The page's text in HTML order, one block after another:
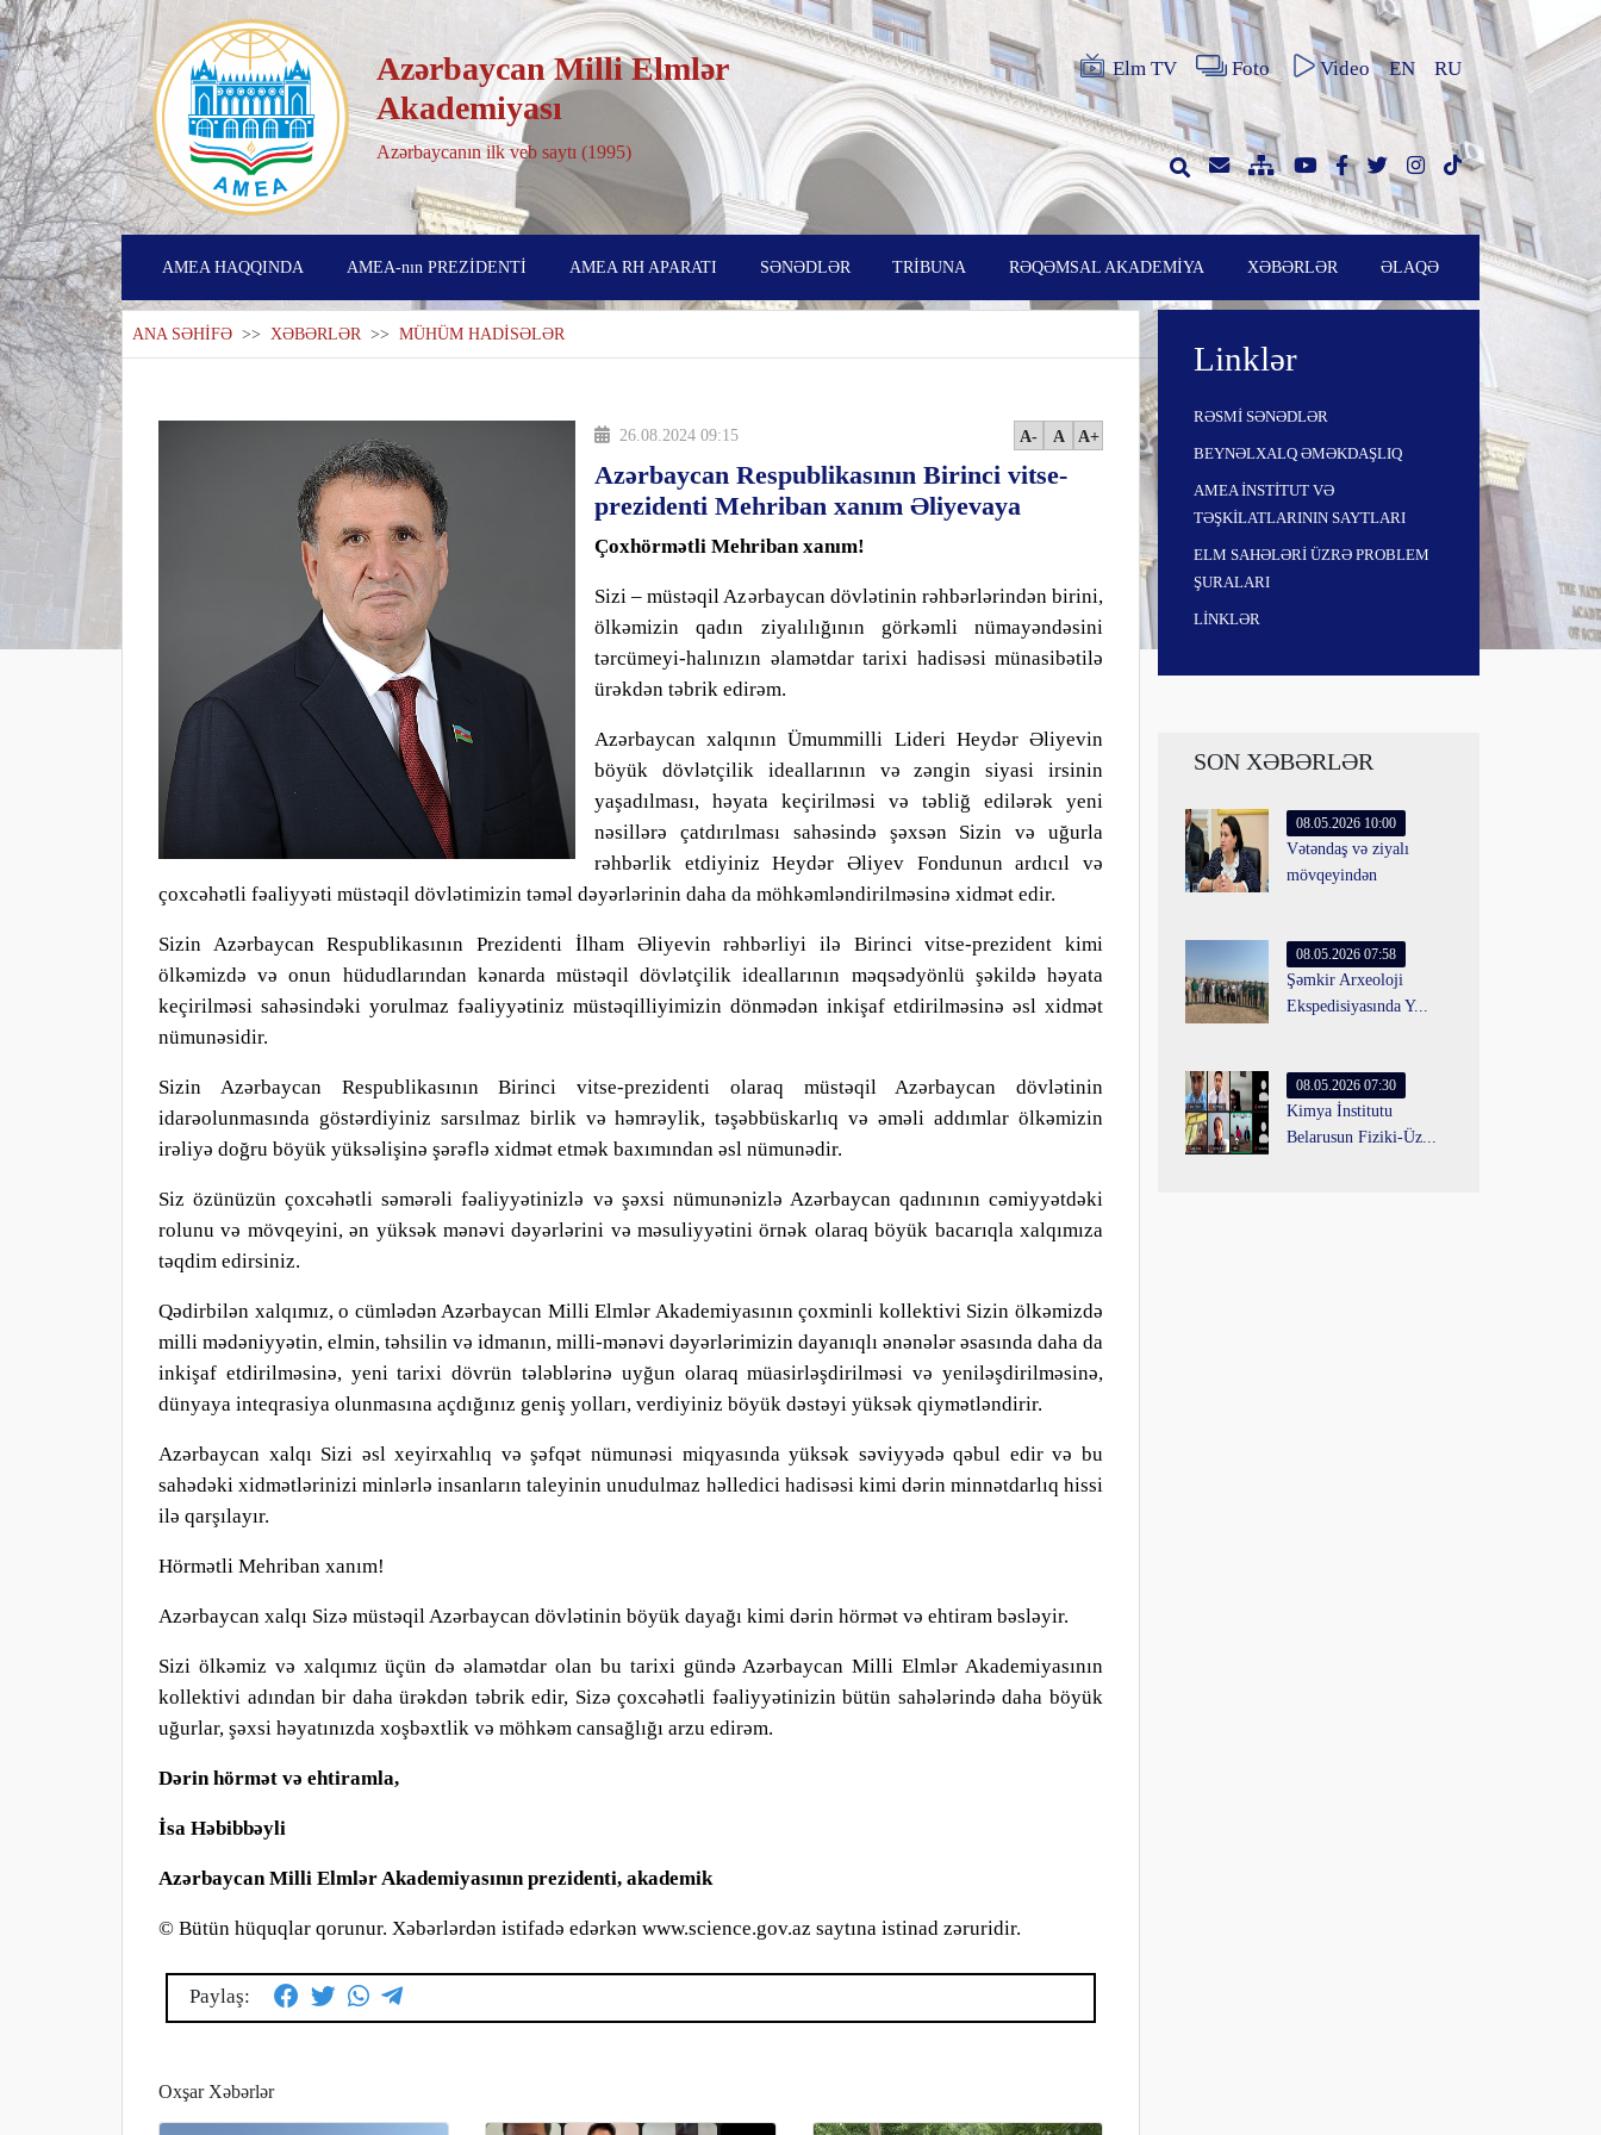
Azərbaycan Milli Elmlər
Akademiyası
Azərbaycanın ilk veb saytı (1995)
Elm TV Foto Video EN RU
AMEA HAQQINDA AMEA-nın PREZİDENTİ AMEA RH APARATI SƏNƏDLƏR TRİBUNA RƏQƏMSAL AKADEMİYA XƏBƏRLƏR ƏLAQƏ
ANA SƏHİFƏ >> XƏBƏRLƏR >> MÜHÜM HADİSƏLƏR
26.08.2024 09:15 A- A A+
Azərbaycan Respublikasının Birinci vitse-
prezidenti Mehriban xanım Əliyevaya
Çoxhörmətli Mehriban xanım!
Sizi – müstəqil Azərbaycan dövlətinin rəhbərlərindən birini,
ölkəmizin qadın ziyalılığının görkəmli nümayəndəsini
tərcümeyi-halınızın əlamətdar tarixi hadisəsi münasibətilə
ürəkdən təbrik edirəm.
Azərbaycan xalqının Ümummilli Lideri Heydər Əliyevin
böyük dövlətçilik ideallarının və zəngin siyasi irsinin
yaşadılması, həyata keçirilməsi və təbliğ edilərək yeni
nəsillərə çatdırılması sahəsində şəxsən Sizin və uğurla
rəhbərlik etdiyiniz Heydər Əliyev Fondunun ardıcıl və
çoxcəhətli fəaliyyəti müstəqil dövlətimizin təməl dəyərlərinin daha da möhkəmləndirilməsinə xidmət edir.
Sizin Azərbaycan Respublikasının Prezidenti İlham Əliyevin rəhbərliyi ilə Birinci vitse-prezident kimi
ölkəmizdə və onun hüdudlarından kənarda müstəqil dövlətçilik ideallarının məqsədyönlü şəkildə həyata
keçirilməsi sahəsindəki yorulmaz fəaliyyətiniz müstəqilliyimizin dönmədən inkişaf etdirilməsinə əsl xidmət
nümunəsidir.
Sizin Azərbaycan Respublikasının Birinci vitse-prezidenti olaraq müstəqil Azərbaycan dövlətinin
idarəolunmasında göstərdiyiniz sarsılmaz birlik və həmrəylik, təşəbbüskarlıq və əməli addımlar ölkəmizin
irəliyə doğru böyük yüksəlişinə şərəflə xidmət etmək baxımından əsl nümunədir.
Siz özünüzün çoxcəhətli səmərəli fəaliyyətinizlə və şəxsi nümunənizlə Azərbaycan qadınının cəmiyyətdəki
rolunu və mövqeyini, ən yüksək mənəvi dəyərlərini və məsuliyyətini örnək olaraq böyük bacarıqla xalqımıza
təqdim edirsiniz.
Qədirbilən xalqımız, o cümlədən Azərbaycan Milli Elmlər Akademiyasının çoxminli kollektivi Sizin ölkəmizdə
milli mədəniyyətin, elmin, təhsilin və idmanın, milli-mənəvi dəyərlərimizin dayanıqlı ənənələr əsasında daha da
inkişaf etdirilməsinə, yeni tarixi dövrün tələblərinə uyğun olaraq müasirləşdirilməsi və yeniləşdirilməsinə,
dünyaya inteqrasiya olunmasına açdığınız geniş yolları, verdiyiniz böyük dəstəyi yüksək qiymətləndirir.
Azərbaycan xalqı Sizi əsl xeyirxahlıq və şəfqət nümunəsi miqyasında yüksək səviyyədə qəbul edir və bu
sahədəki xidmətlərinizi minlərlə insanların taleyinin unudulmaz həlledici hadisəsi kimi dərin minnətdarlıq hissi
ilə qarşılayır.
Hörmətli Mehriban xanım!
Azərbaycan xalqı Sizə müstəqil Azərbaycan dövlətinin böyük dayağı kimi dərin hörmət və ehtiram bəsləyir.
Sizi ölkəmiz və xalqımız üçün də əlamətdar olan bu tarixi gündə Azərbaycan Milli Elmlər Akademiyasının
kollektivi adından bir daha ürəkdən təbrik edir, Sizə çoxcəhətli fəaliyyətinizin bütün sahələrində daha böyük
uğurlar, şəxsi həyatınızda xoşbəxtlik və möhkəm cansağlığı arzu edirəm.
Dərin hörmət və ehtiramla,
İsa Həbibbəyli
Azərbaycan Milli Elmlər Akademiyasının prezidenti, akademik
© Bütün hüquqlar qorunur. Xəbərlərdən istifadə edərkən www.science.gov.az saytına istinad zəruridir.
Paylaş:
Oxşar Xəbərlər
Linklər
RƏSMİ SƏNƏDLƏR
BEYNƏLXALQ ƏMƏKDAŞLIQ
AMEA İNSTİTUT VƏ
TƏŞKİLATLARININ SAYTLARI
ELM SAHƏLƏRİ ÜZRƏ PROBLEM
ŞURALARI
LİNKLƏR
SON XƏBƏRLƏR
08.05.2026 10:00
Vətəndaş və ziyalı
mövqeyindən
08.05.2026 07:58
Şəmkir Arxeoloji
Ekspedisiyasında Y...
08.05.2026 07:30
Kimya İnstitutu
Belarusun Fiziki-Üz...